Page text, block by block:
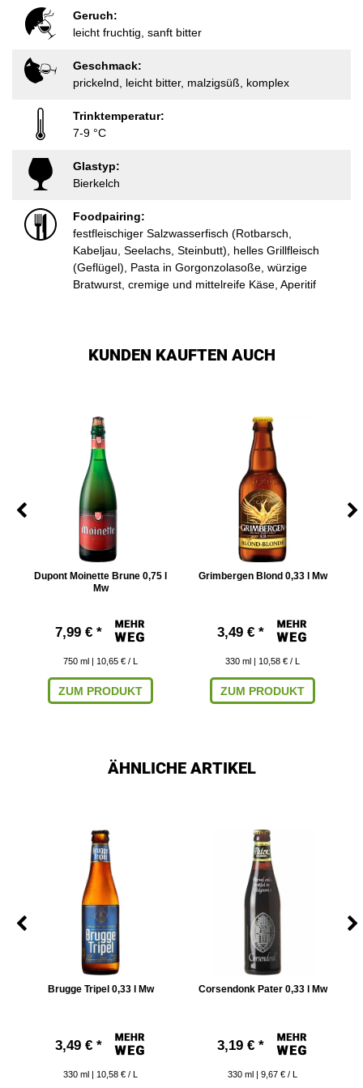
Geruch:
leicht fruchtig, sanft bitter
Geschmack:
prickelnd, leicht bitter, malzigsüß, komplex
Trinktemperatur:
7-9 °C
Glastyp:
Bierkelch
Foodpairing:
festfleischiger Salzwasserfisch (Rotbarsch,
Kabeljau, Seelachs, Steinbutt), helles Grillfleisch
(Geflügel), Pasta in Gorgonzolasoße, würzige
Bratwurst, cremige und mittelreife Käse, Aperitif
KUNDEN KAUFTEN AUCH
Dupont Moinette Brune 0,75 l
Mw
7,99 € *
750 ml | 10,65 € / L
ZUM PRODUKT
Grimbergen Blond 0,33 l Mw
3,49 € *
330 ml | 10,58 € / L
ZUM PRODUKT
ÄHNLICHE ARTIKEL
Brugge Tripel 0,33 l Mw
3,49 € *
330 ml | 10,58 € / L
Corsendonk Pater 0,33 l Mw
3,19 € *
330 ml | 9,67 € / L